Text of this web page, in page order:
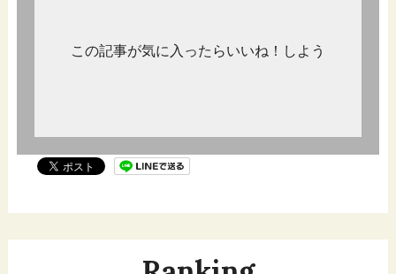
この記事が気に入ったらいいね！しよう